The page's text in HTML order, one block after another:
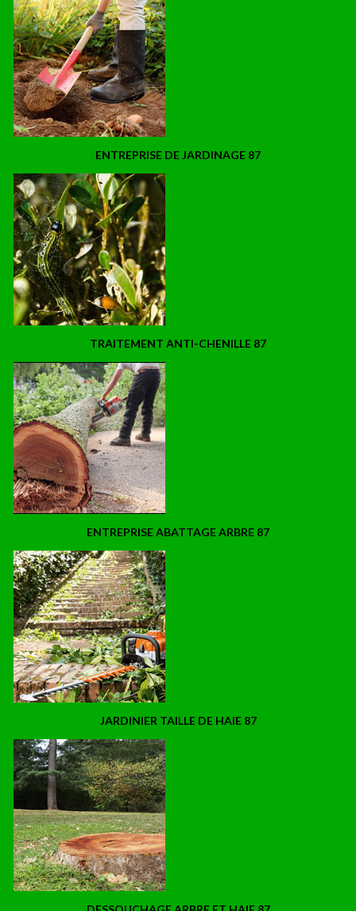
ENTREPRISE DE JARDINAGE 87
TRAITEMENT ANTI-CHENILLE 87
ENTREPRISE ABATTAGE ARBRE 87
JARDINIER TAILLE DE HAIE 87